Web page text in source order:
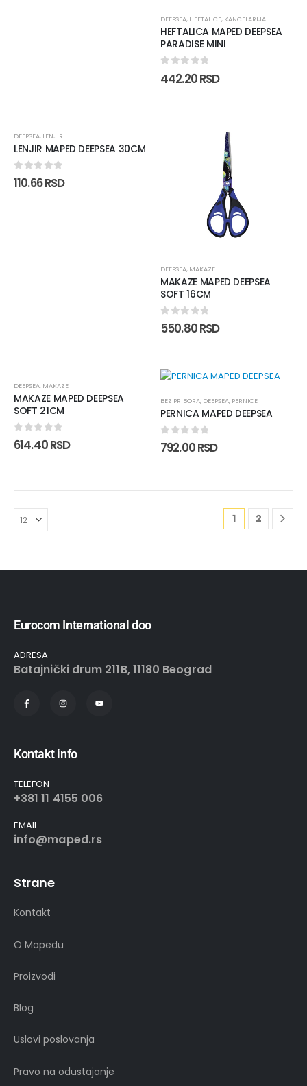
DEEPSEA, HEFTALICE, KANCELARIJA
HEFTALICA MAPED DEEPSEA
PARADISE MINI
out of 5
442.20RSD
DEEPSEA, LENJIRI
LENJIR MAPED DEEPSEA 30CM
0out of 5
110.66RSD
DEEPSEA, MAKAZE
MAKAZE MAPED DEEPSEA
SOFT 16CM
0out of 5
550.80RSD
DEEPSEA, MAKAZE
MAKAZE MAPED DEEPSEA
SOFT 21CM
0out of 5
614.40RSD
BEZ PRIBORA, DEEPSEA, PERNICE
PERNICA MAPED DEEPSEA
0out of 5
792.00RSD
1 2
Eurocom International doo
ADRESA
Batajnički drum 211B, 11180 Beograd
Kontakt info
TELEFON
+381 11 4155 006
EMAIL
info@maped.rs
Strane
Kontakt
O Mapedu
Proizvodi
Blog
Uslovi poslovanja
Pravo na odustajanje